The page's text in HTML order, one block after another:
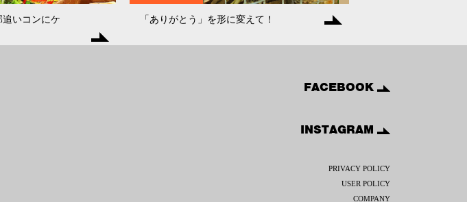
いコンにケ
「ありがとう」を形に変えて！
FACEBOOK
INSTAGRAM
PRIVACY POLICY
USER POLICY
COMPANY